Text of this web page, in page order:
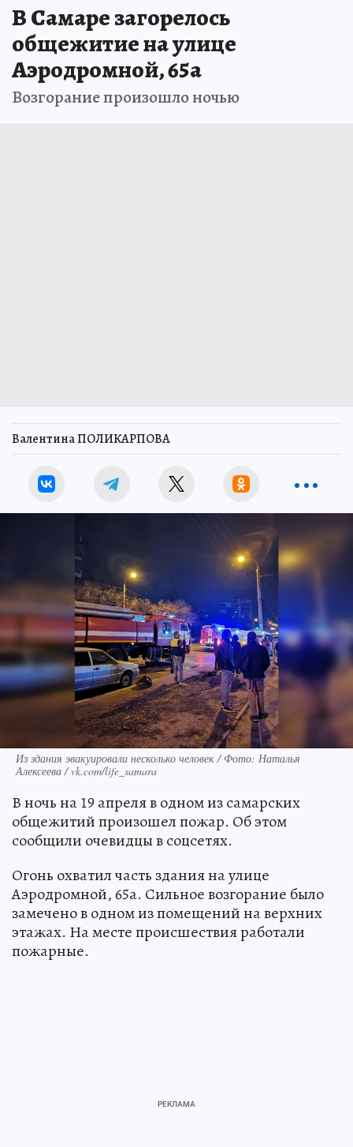
В Самаре загорелось
общежитие на улице
Аэродромной, 65а
Возгорание произошло ночью
Валентина ПОЛИКАРПОВА
Из здания эвакуировали несколько человек / Фото: Наталья
Алексеева / vk.com/life_samara
В ночь на 19 апреля в одном из самарских
общежитий произошел пожар. Об этом
сообщили очевидцы в соцсетях.
Огонь охватил часть здания на улице
Аэродромной, 65а. Сильное возгорание было
замечено в одном из помещений на верхних
этажах. На месте происшествия работали
пожарные.